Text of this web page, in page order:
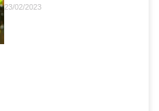
23/02/2023